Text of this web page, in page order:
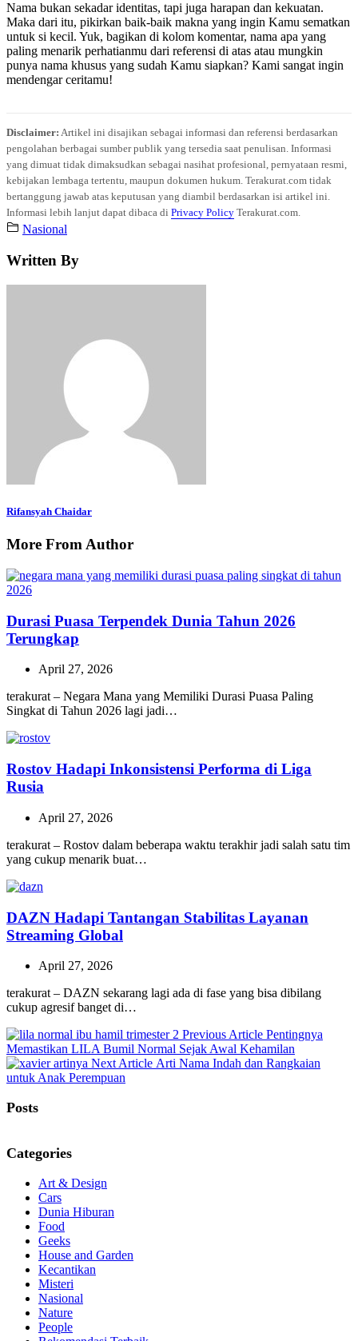
Nama bukan sekadar identitas, tapi juga harapan dan kekuatan.
Maka dari itu, pikirkan baik-baik makna yang ingin Kamu sematkan
untuk si kecil. Yuk, bagikan di kolom komentar, nama apa yang
paling menarik perhatianmu dari referensi di atas atau mungkin
punya nama khusus yang sudah Kamu siapkan? Kami sangat ingin
mendengar ceritamu!
Disclaimer: Artikel ini disajikan sebagai informasi dan referensi berdasarkan
pengolahan berbagai sumber publik yang tersedia saat penulisan. Informasi
yang dimuat tidak dimaksudkan sebagai nasihat profesional, pernyataan resmi,
kebijakan lembaga tertentu, maupun dokumen hukum. Terakurat.com tidak
bertanggung jawab atas keputusan yang diambil berdasarkan isi artikel ini.
Informasi lebih lanjut dapat dibaca di Privacy Policy Terakurat.com.
Nasional
Written By
Rifansyah Chaidar
More From Author
Durasi Puasa Terpendek Dunia Tahun 2026
Terungkap
April 27, 2026
terakurat – Negara Mana yang Memiliki Durasi Puasa Paling
Singkat di Tahun 2026 lagi jadi…
Rostov Hadapi Inkonsistensi Performa di Liga
Rusia
April 27, 2026
terakurat – Rostov dalam beberapa waktu terakhir jadi salah satu tim
yang cukup menarik buat…
DAZN Hadapi Tantangan Stabilitas Layanan
Streaming Global
April 27, 2026
terakurat – DAZN sekarang lagi ada di fase yang bisa dibilang
cukup agresif banget di…
Previous Article Previous
Post:
Pentingnya
Memastikan LILA Bumil Normal Sejak Awal Kehamilan
Next Article Next
Arti Nama Indah dan Rangkaian
untuk Anak Perempuan
Posts
Categories
Art & Design
Cars
Dunia Hiburan
Food
Geeks
House and Garden
Kecantikan
Misteri
Nasional
Nature
People